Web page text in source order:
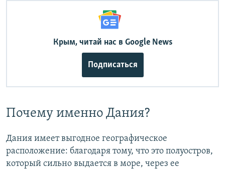
Крым, читай нас в Google News
Подписаться
Почему именно Дания?
Дания имеет выгодное географическое
расположение: благодаря тому, что это полуостров,
который сильно выдается в море, через ее